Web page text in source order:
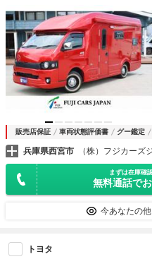
電子レンジ ＴＶ シンク
ファン オーニング フレキ
サス スタビ 赤ラッピング
販売店保証 車両状態評価書 グー鑑定
兵庫県西宮市 （株）フジカー
まずは在庫確
無料通話で
今あなたの
トヨタ